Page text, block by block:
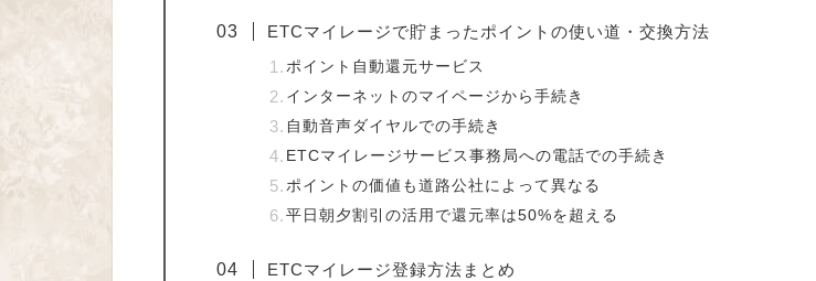
ETCマイレージで貯まったポイントの使い道・交換方法
ポイント自動還元サービス
インターネットのマイページから手続き
自動音声ダイヤルでの手続き
ETCマイレージサービス事務局への電話での手続き
ポイントの価値も道路公社によって異なる
平日朝夕割引の活用で還元率は50%を超える
ETCマイレージ登録方法まとめ